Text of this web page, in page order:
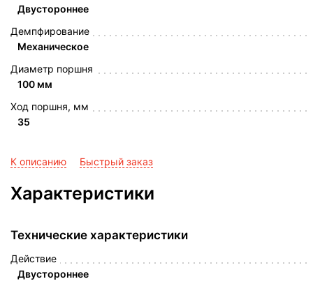
Двустороннее
Демпфирование
Механическое
Диаметр поршня
100 мм
Ход поршня, мм
35
К описанию Быстрый заказ
Характеристики
Технические характеристики
Действие
Двустороннее